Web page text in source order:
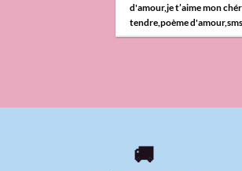
d'amour,je t’aime mon
tendre, poème d'amour,
🚚